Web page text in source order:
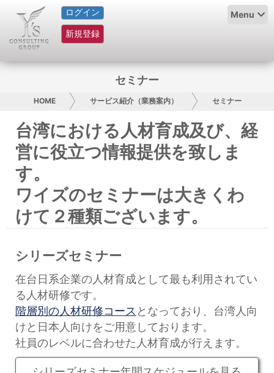
ログイン
新規登録
Menu
HOME
サービス紹介
グループ概要
採用情報
お問い合わせ
日本人にPR
コンサルティング
リサーチ
セミナー
経済ニュース
労務顧問
ＩＴ
セミナー
HOME サービス紹介（業務案内） セミナー
台湾における人材育成及び、経
営に役立つ情報提供を致しま
す。
ワイズのセミナーは大きくわ
けて２種類ございます。
シリーズセミナー
在台日系企業の人材育成として最も利用されてい
る人材研修です。
階層別の人材研修コース となっており、台湾人向
けと日本人向けをご用意しております。
社員のレベルに合わせた人材育成が行えます。